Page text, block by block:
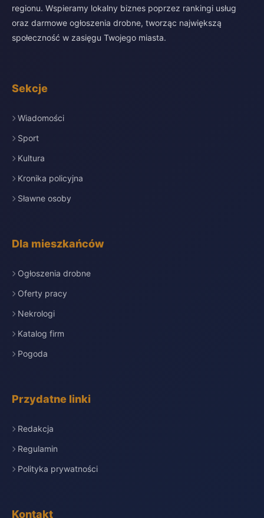
regionu. Wspieramy lokalny biznes poprzez rankingi usług
oraz darmowe ogłoszenia drobne, tworząc największą
społeczność w zasięgu Twojego miasta.
Sekcje
Wiadomości
Sport
Kultura
Kronika policyjna
Sławne osoby
Dla mieszkańców
Ogłoszenia drobne
Oferty pracy
Nekrologi
Katalog firm
Pogoda
Przydatne linki
Redakcja
Regulamin
Polityka prywatności
Kontakt